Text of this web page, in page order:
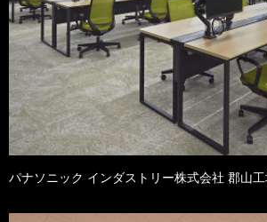
パナソニック インダストリー株式会社 郡山